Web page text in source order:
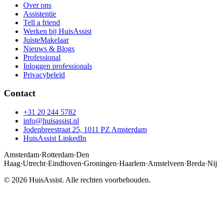
Over ons
Assistentie
Tell a friend
Werken bij HuisAssist
JuisteMakelaar
Nieuws & Blogs
Professional
Inloggen professionals
Privacybeleid
Contact
+31 20 244 5782
info@huisassist.nl
Jodenbreestraat 25, 1011 PZ Amsterdam
HuisAssist LinkedIn
Amsterdam·Rotterdam·Den
Haag·Utrecht·Eindhoven·Groningen·Haarlem·Amstelveen·Breda·
© 2026 HuisAssist. Alle rechten voorbehouden.